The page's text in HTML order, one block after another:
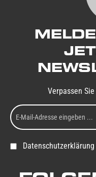
Verpassen